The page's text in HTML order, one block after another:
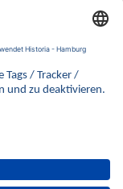
gemäß § 25a UStG